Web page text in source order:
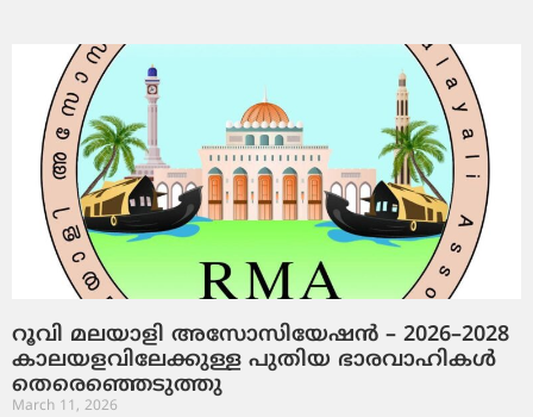
റൂവി മലയാളി അസോസിയേഷൻ – 2026–2028
കാലയളവിലേക്കുള്ള പുതിയ ഭാരവാഹികൾ
തെരെഞ്ഞെടുത്തു
March 11, 2026